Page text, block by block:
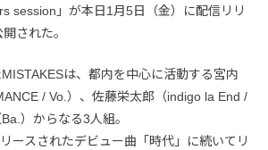
session」が本日1月5日（金）に配信リリ
された。
は、都内を中心に活動する宮内
/ Vo.）、佐藤栄太郎（indigo la End /
）からなる3人組。
ースされたデビュー曲「時代」に続いてリ